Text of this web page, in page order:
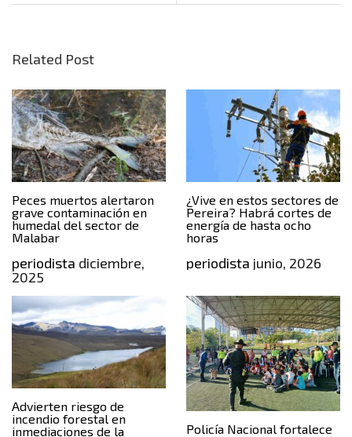
Related Post
Peces muertos alertaron
grave contaminación en
humedal del sector de
Malabar
periodista diciembre,
2025
¿Vive en estos sectores de
Pereira? Habrá cortes de
energía de hasta ocho
horas
periodista junio, 2026
Advierten riesgo de
incendio forestal en
inmediaciones de la
Policía Nacional fortalece